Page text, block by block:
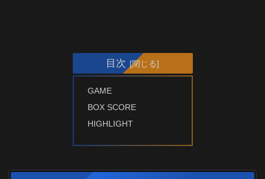
目次
GAME
BOX SCORE
HIGHLIGHT